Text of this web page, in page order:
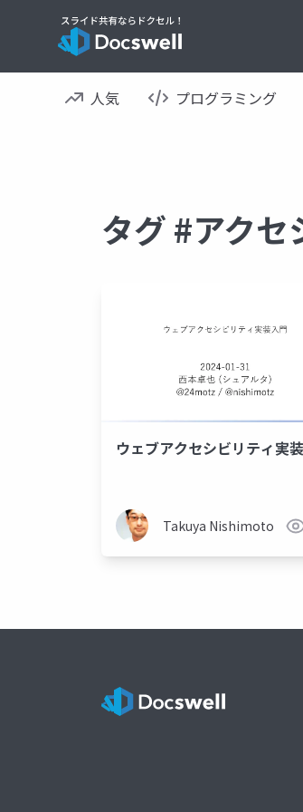
人気 プログラミング
タグ #アク
ウェブアクセシビリティ実
Takuya Nishimoto